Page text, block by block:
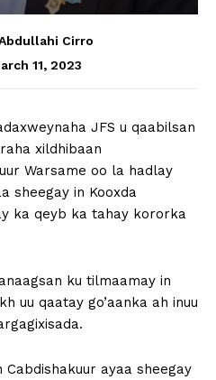
Cirro
11, 2023
JFS u qaabilsan
xildhibaan
Warsame oo la hadlay
sheegay in Kooxda
ka qeyb ka tahay kororka
ku tilmaamay in
uu qaatay go’aanka ah inuu
ayaa sheegay